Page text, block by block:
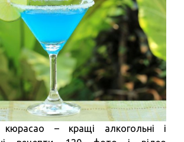
кюрасао – кращі алкогольні і